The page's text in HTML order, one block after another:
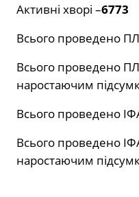
Активні хворі –6773
Всього проведено
Всього проведено
наростаючим
Всього проведено
Всього проведено
наростаючим